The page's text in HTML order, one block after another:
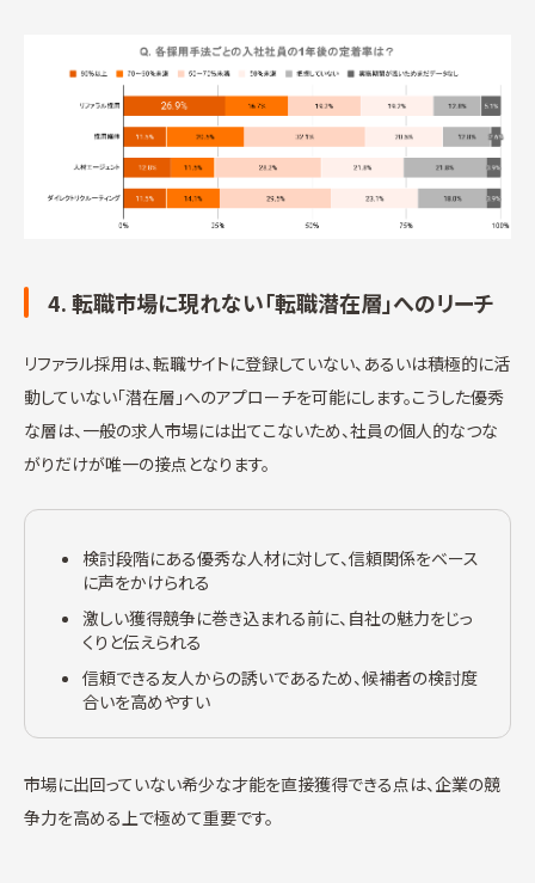
4. 転職市場に現れない「転職潜在層」へのリーチ
リファラル採用は、転職サイトに登録していない、あるいは積極的に活
動していない「潜在層」へのアプローチを可能にします。こうした優秀
な層は、一般の求人市場には出てこないため、社員の個人的なつな
がりだけが唯一の接点となります。
検討段階にある優秀な人材に対して、信頼関係をベース
に声をかけられる
激しい獲得競争に巻き込まれる前に、自社の魅力をじっ
くりと伝えられる
信頼できる友人からの誘いであるため、候補者の検討度
合いを高めやすい
市場に出回っていない希少な才能を直接獲得できる点は、企業の競
争力を高める上で極めて重要です。